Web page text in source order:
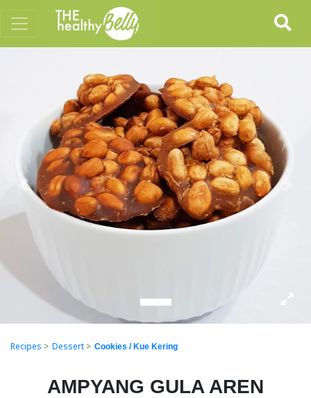
Previous
Recipes > Dessert > Cookies / Kue Kering
AMPYANG GULA AREN